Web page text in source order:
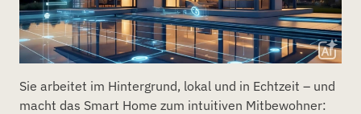
Sie arbeitet im Hintergrund, lokal und in Echtzeit – und
macht das Smart Home zum intuitiven Mitbewohner: